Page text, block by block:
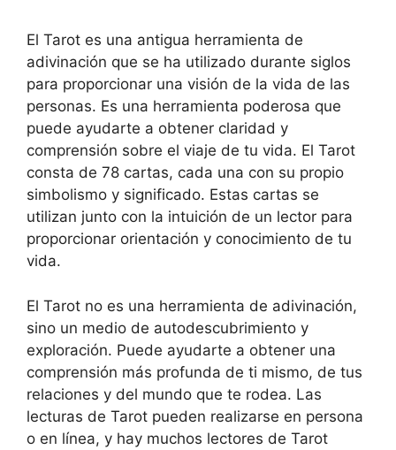
El Tarot es una antigua herramienta de
adivinación que se ha utilizado durante siglos
para proporcionar una visión de la vida de las
personas. Es una herramienta poderosa que
puede ayudarte a obtener claridad y
comprensión sobre el viaje de tu vida. El Tarot
consta de 78 cartas, cada una con su propio
simbolismo y significado. Estas cartas se
utilizan junto con la intuición de un lector para
proporcionar orientación y conocimiento de tu
vida.
El Tarot no es una herramienta de adivinación,
sino un medio de autodescubrimiento y
exploración. Puede ayudarte a obtener una
comprensión más profunda de ti mismo, de tus
relaciones y del mundo que te rodea. Las
lecturas de Tarot pueden realizarse en persona
o en línea, y hay muchos lectores de Tarot